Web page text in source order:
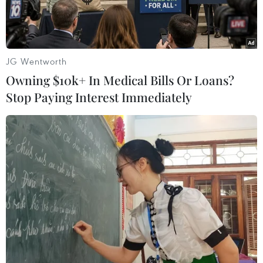
Tổng thống Nga Putin (phải) thảo luận với Chủ tịch OSCE, Tổng
thống Thụy Sĩ Didier Burkhalter về cách thức giải quyết khủng
hoảng Ukraine. (Ảnh: AFP/TTXVN)
Theo AFP, ngày 13/5, Nga cho biết nước này
mong muốn lực lượng ly khai tuân thủ lộ trình
của Tổ chức An ninh và Hợp tác châu Âu (OSCE)
JG Wentworth
Owning $10k+ In Medical Bills Or Loans?
Stop Paying Interest Immediately